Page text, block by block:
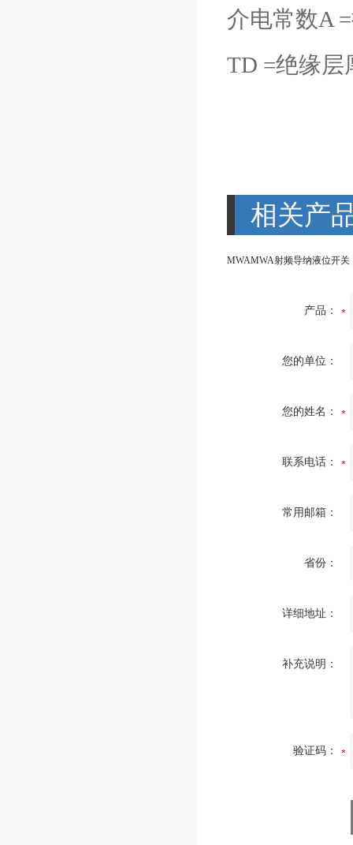
介电常数A
TD =绝缘
相关产
MWAMWA射频导纳液位开关
产品：
您的单位：
您的姓名：
联系电话：
常用邮箱：
省份：
详细地址：
补充说明：
验证码：